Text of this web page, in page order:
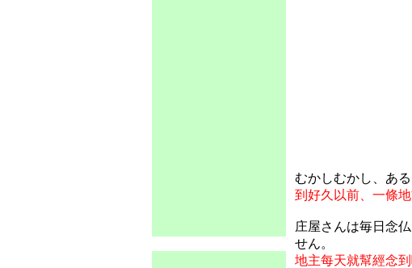
むかしむかし、あ
到好久以前、一條
庄屋さんは毎日念
せん。
地主每天就幫經念